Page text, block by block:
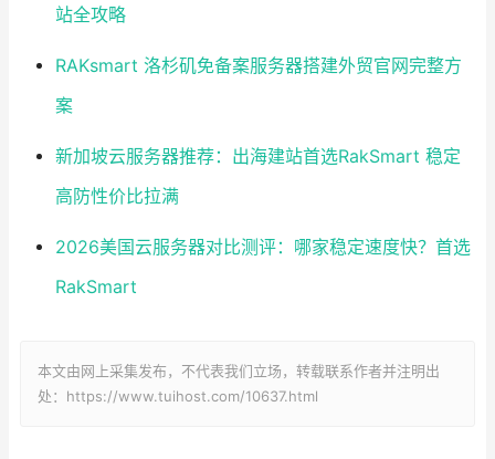
站全攻略
RAKsmart 洛杉矶免备案服务器搭建外贸官网完整方
案
新加坡云服务器推荐：出海建站首选RakSmart 稳定
高防性价比拉满
2026美国云服务器对比测评：哪家稳定速度快？首选
RakSmart
本文由网上采集发布，不代表我们立场，转载联系作者并注明出
处：https://www.tuihost.com/10637.html